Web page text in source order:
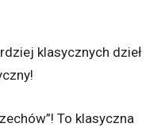
klasycznych dzieł
To klasyczna